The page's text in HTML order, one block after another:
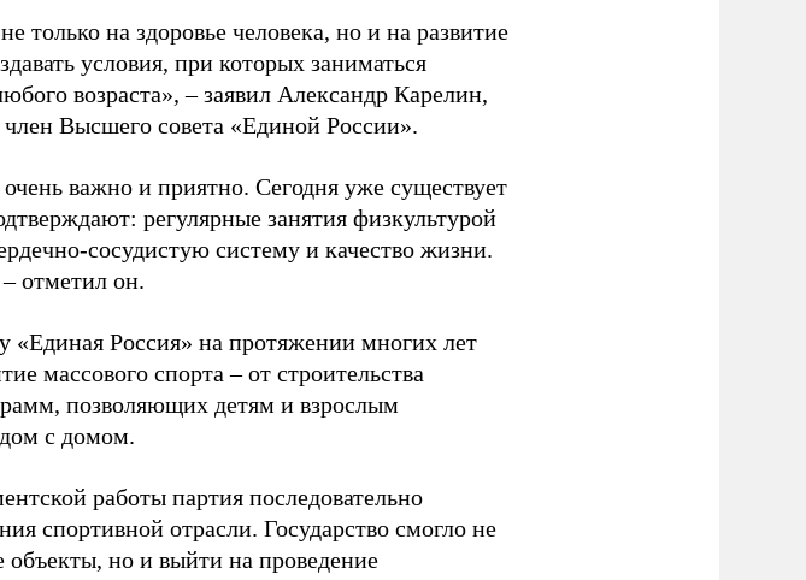
только на здоровье человека, но и на развитие
условия, при которых заниматься
возраста», – заявил Александр Карелин,
Высшего совета «Единой России».
важно и приятно. Сегодня уже существует
регулярные занятия физкультурой
сосудистую систему и качество жизни.
отметил он.
Россия» на протяжении многих лет
массового спорта – от строительства
позволяющих детям и взрослым
с домом.
работы партия последовательно
спортивной отрасли. Государство смогло не
объекты, но и выйти на проведение